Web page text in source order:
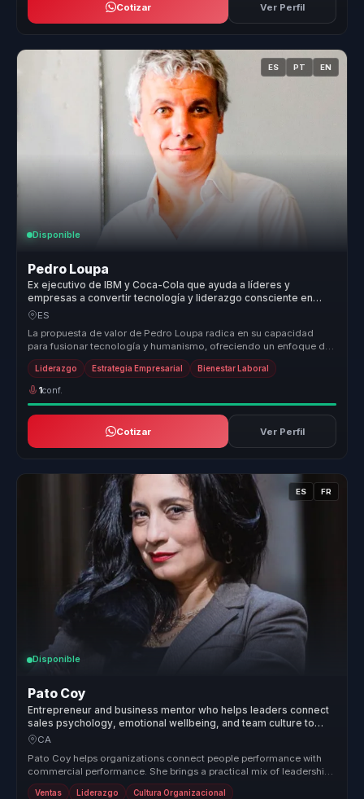
Cotizar Ver Perfil
ES PT EN
Disponible
Pedro Loupa
Ex ejecutivo de IBM y Coca-Cola que ayuda a líderes y
empresas a convertir tecnología y liderazgo consciente en
bienestar, compromiso y sostenibilidad.
ES
La propuesta de valor de Pedro Loupa radica en su capacidad
para fusionar tecnología y humanismo, ofreciendo un enfoque de
liderazgo que ...
Liderazgo Estrategia Empresarial Bienestar Laboral
1conf.
Cotizar Ver Perfil
ES FR
Disponible
Pato Coy
Entrepreneur and business mentor who helps leaders connect
sales psychology, emotional wellbeing, and team culture to
grow with healthier performance.
CA
Pato Coy helps organizations connect people performance with
commercial performance. She brings a practical mix of leadership,
emotional ...
Ventas Liderazgo Cultura Organizacional